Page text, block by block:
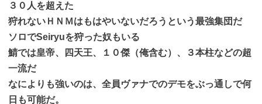
３０人を超えた
狩れないＨＮＭはもはやいないだろうという最強集団だ
ソロでSeiryuを狩った奴もいる
鯖では皇帝、四天王、１０傑（俺含む）、３本柱などの超
一流だ
なによりも強いのは、全員ヴァナでのデモをぶっ通しで何
日も可能だ。